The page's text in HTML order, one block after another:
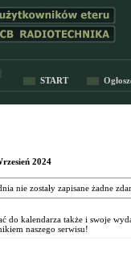
START
2024
nie zostały zapisane żadne
do kalendarza także i swoje
naszego serwisu!